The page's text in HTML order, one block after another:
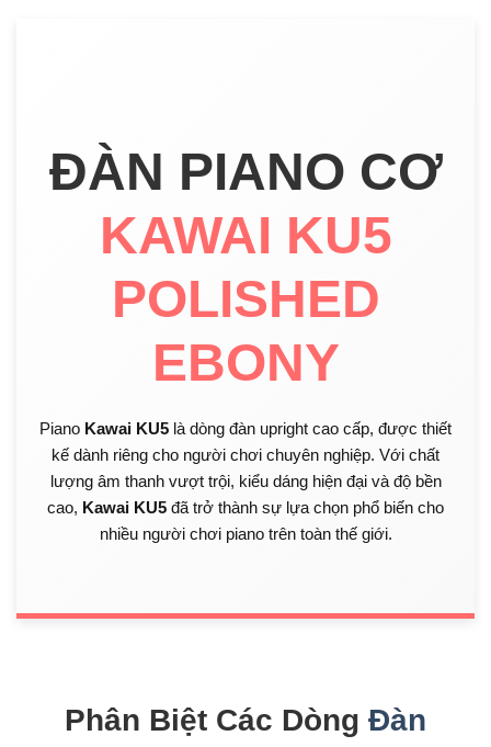
ĐÀN PIANO CƠ
KAWAI KU5
POLISHED
EBONY
Piano Kawai KU5 là dòng đàn upright cao cấp, được thiết
kế dành riêng cho người chơi chuyên nghiệp. Với chất
lượng âm thanh vượt trội, kiểu dáng hiện đại và độ bền
cao, Kawai KU5 đã trở thành sự lựa chọn phổ biến cho
nhiều người chơi piano trên toàn thế giới.
Phân Biệt Các Dòng Đàn